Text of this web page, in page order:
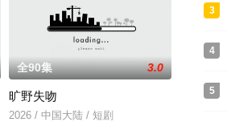
全90集 3.0
旷野失吻
2026 / 中国大陆 / 短剧
3
4
5